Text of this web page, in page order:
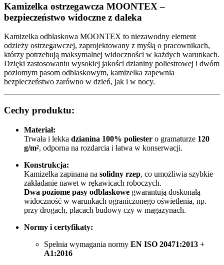
Kamizelka ostrzegawcza MOONTEX –
bezpieczeństwo widoczne z daleka
Kamizelka odblaskowa MOONTEX to niezawodny element
odzieży ostrzegawczej, zaprojektowany z myślą o pracownikach,
którzy potrzebują maksymalnej widoczności w każdych warunkach.
Dzięki zastosowaniu wysokiej jakości dzianiny poliestrowej i dwóm
poziomym pasom odblaskowym, kamizelka zapewnia
bezpieczeństwo zarówno w dzień, jak i w nocy.
Cechy produktu:
Materiał:
Trwała i lekka dzianina 100% poliester o gramaturze 120
g/m², odporna na rozdarcia i łatwa w konserwacji.
Konstrukcja:
Kamizelka zapinana na solidny rzep, co umożliwia szybkie
zakładanie nawet w rękawicach roboczych.
Dwa poziome pasy odblaskowe gwarantują doskonałą
widoczność w warunkach ograniczonego oświetlenia, np.
przy drogach, placach budowy czy w magazynach.
Normy i certyfikaty:
Spełnia wymagania normy EN ISO 20471:2013 +
A1:2016